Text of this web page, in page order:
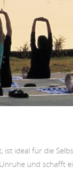
ist ideal für die
und schafft